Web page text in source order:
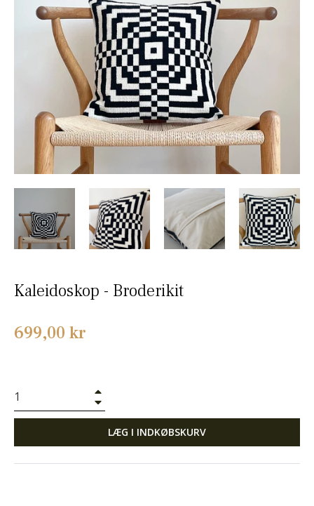
Kaleidoskop - Broderikit
Normalpris
699,00 kr
LÆG I INDKØBSKURV